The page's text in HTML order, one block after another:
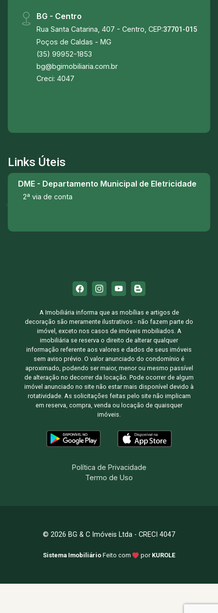
espaço para reunir os vizinhos, os amigos e
toda a família. Muito bem decorado, este
oferece conforto tanto na área interna quanto na
área externa.
BG - Centro
Rua Santa Catarina, 407 - Centro, CEP:37701-015
Poços de Caldas - MG
(35) 99952-1853
bg@bgimobiliaria.com.br
Creci: 4047
Links Úteis
DME - Departamento Municipal de Eletricidade
2ª via de conta
A Imobiliária informa que as mobílias e artigos de
decoração são meramente ilustrativos - não fazem parte do
imóvel, exceto nos casos de imóveis mobiliados. A
imobiliária se reserva o direito de alterar qualquer
informação referente aos valores e dados de seus imóveis
sem aviso prévio. O valor anunciado do condomínio é
aproximado, podendo ser maior, menor ou mesmo passível
de alteração no decorrer da locação. Pode ocorrer de algum
imóvel anunciado no site não estar mais disponível devido à
rotatividade. As solicitações feitas pelo site não implicam
em reserva, compra, venda ou locação de quaisquer
imóveis.
Política de Privacidade
Termo de Uso
© 2026 BG & C Imóveis Ltda - CRECI 4047
Sistema Imobiliário Feito com por KUROLE